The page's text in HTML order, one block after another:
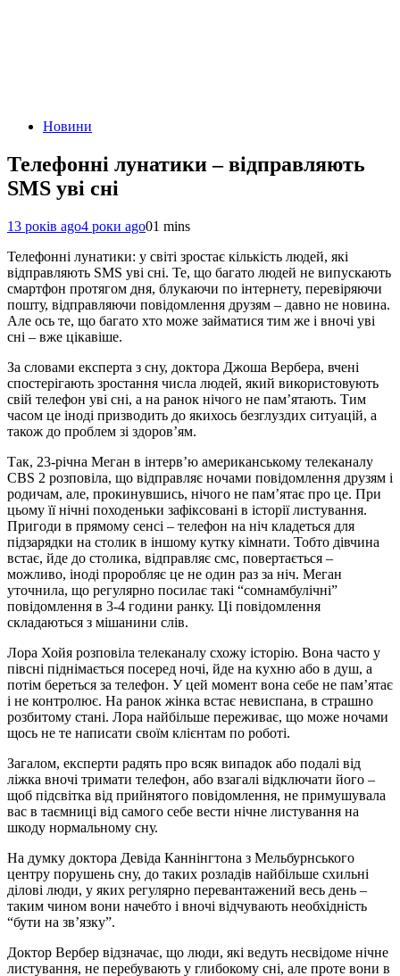
Новини
Телефонні лунатики – відправляють
SMS уві сні
13 років ago4 роки ago01 mins
Телефонні лунатики: у світі зростає кількість людей, які
відправляють SMS уві сні. Те, що багато людей не випускають
смартфон протягом дня, блукаючи по інтернету, перевіряючи
пошту, відправляючи повідомлення друзям – давно не новина.
Але ось те, що багато хто може займатися тим же і вночі уві
сні – вже цікавіше.
За словами експерта з сну, доктора Джоша Вербера, вчені
спостерігають зростання числа людей, який використовують
свій телефон уві сні, а на ранок нічого не пам’ятають. Тим
часом це іноді призводить до якихось безглуздих ситуацій, а
також до проблем зі здоров’ям.
Так, 23-річна Меган в інтерв’ю американському телеканалу
CBS 2 розповіла, що відправляє ночами повідомлення друзям і
родичам, але, прокинувшись, нічого не пам’ятає про це. При
цьому її нічні походеньки зафіксовані в історії листування.
Пригоди в прямому сенсі – телефон на ніч кладеться для
підзарядки на столик в іншому кутку кімнати. Тобто дівчина
встає, йде до столика, відправляє смс, повертається –
можливо, іноді проробляє це не один раз за ніч. Меган
уточнила, що регулярно посилає такі “сомнамбулічні”
повідомлення в 3-4 години ранку. Ці повідомлення
складаються з мішанини слів.
Лора Хойя розповіла телеканалу схожу історію. Вона часто у
півсні піднімається посеред ночі, йде на кухню або в душ, а
потім береться за телефон. У цей момент вона себе не пам’ятає
і не контролює. На ранок жінка встає невиспана, в страшно
розбитому стані. Лора найбільше переживає, що може ночами
щось не те написати своїм клієнтам по роботі.
Загалом, експерти радять про всяк випадок або подалі від
ліжка вночі тримати телефон, або взагалі відключати його –
щоб підсвітка від прийнятого повідомлення, не примушувала
вас в таємниці від самого себе вести нічне листування на
шкоду нормальному сну.
На думку доктора Девіда Каннінгтона з Мельбурнського
центру порушень сну, до таких розладів найбільше схильні
ділові люди, у яких регулярно перевантажений весь день –
таким чином вони начебто і вночі відчувають необхідність
“бути на зв’язку”.
Доктор Вербер відзначає, що люди, які ведуть несвідоме нічне
листування, не перебувають у глибокому сні, але проте вони в